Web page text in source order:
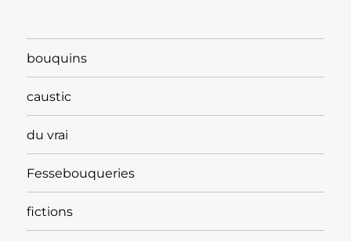
bouquins
caustic
du vrai
Fessebouqueries
fictions